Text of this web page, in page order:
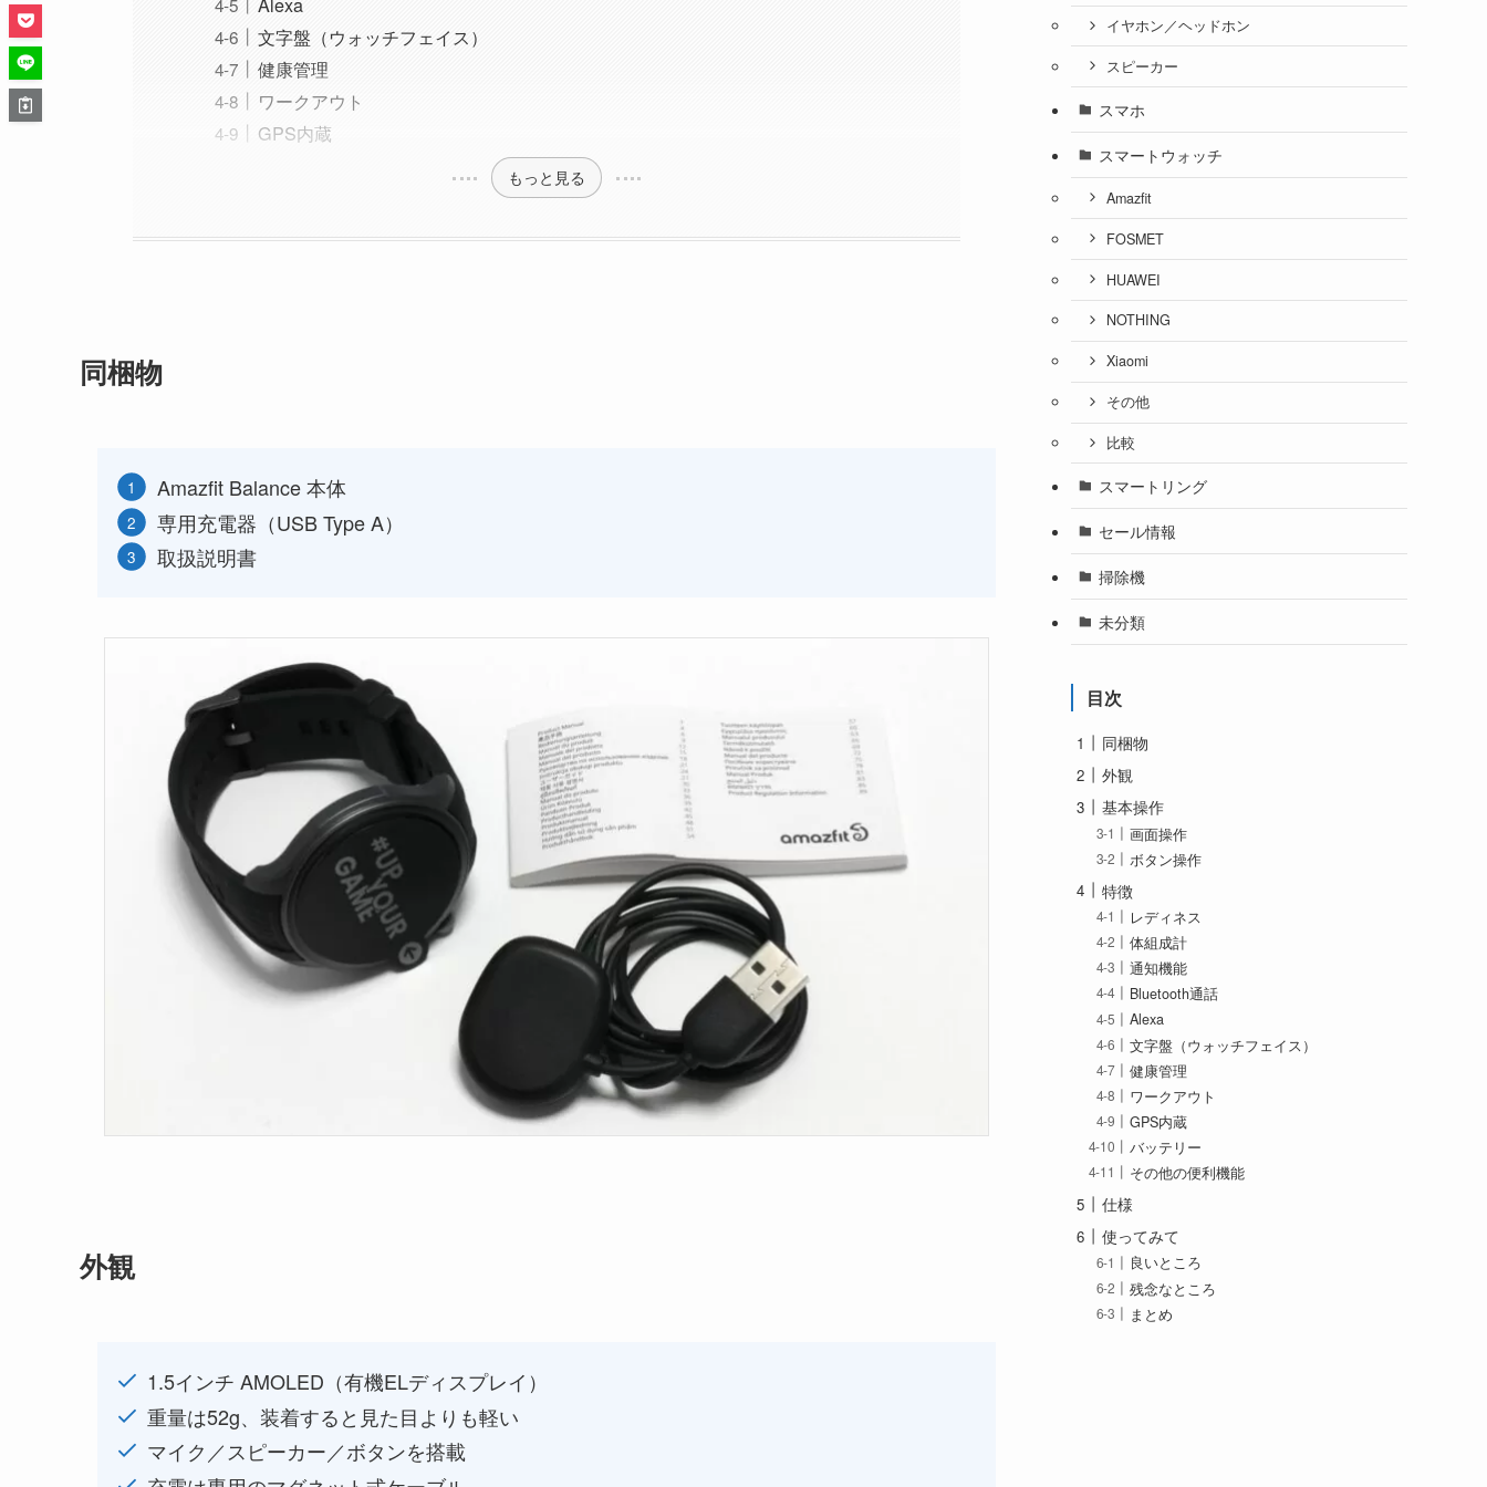
文字盤（ウォッチフェイス）
健康管理
ワークアウト
GPS内蔵
もっと見る
同梱物
Amazfit Balance 本体
専用充電器（USB Type A）
取扱説明書
外観
1.5インチ AMOLED（有機ELディスプレイ）
重量は52g、装着すると見た目よりも軽い
マイク／スピーカー／ボタンを搭載
イヤホン／ヘッドホン
スピーカー
スマホ
スマートウォッチ
Amazfit
FOSMET
HUAWEI
NOTHING
Xiaomi
その他
比較
スマートリング
セール情報
掃除機
未分類
目次
同梱物
外観
基本操作
画面操作
ボタン操作
特徴
レディネス
体組成計
通知機能
Bluetooth通話
Alexa
文字盤（ウォッチフェイス）
健康管理
ワークアウト
GPS内蔵
バッテリー
その他の便利機能
仕様
使ってみて
良いところ
残念なところ
まとめ